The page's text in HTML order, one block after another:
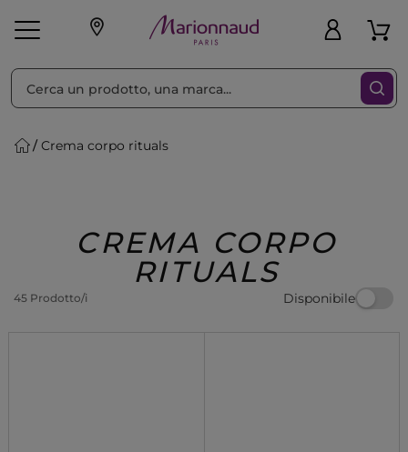
Make-up Profumi
Regalo
Crema corpo rituals
CREMA CORPO
RITUALS
45 Prodotto/i Disponibile
Ordina per Filtra